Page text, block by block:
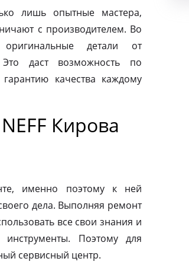
лишь опытные мастера,
с производителем. Во
детали от
Это даст возможность по
качества каждому
Кирова
именно поэтому к ней
дела. Выполняя ремонт
все свои знания и
Поэтому для
сервисный центр.